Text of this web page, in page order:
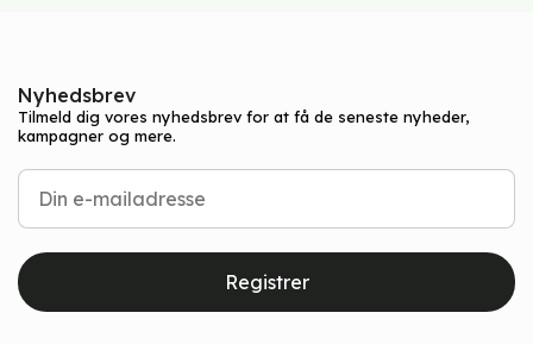
Nyhedsbrev
Tilmeld dig vores nyhedsbrev for at få de seneste nyheder,
kampagner og mere.
Registrer